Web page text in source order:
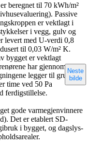
Neste
bilde
beregnet til 70 kWh/m²
Passive
er vektlagt i
i vegg, gulv og
levert med U-verdi 0,8
til 0,03 W/m² K.
bygget er vektlagt
har gjennomført
legger til grunn et
time ved 50 Pa
ferdigstillelse.
gode varmegjenvinnere
Det er etablert SD-
i bygget, og dagslys-